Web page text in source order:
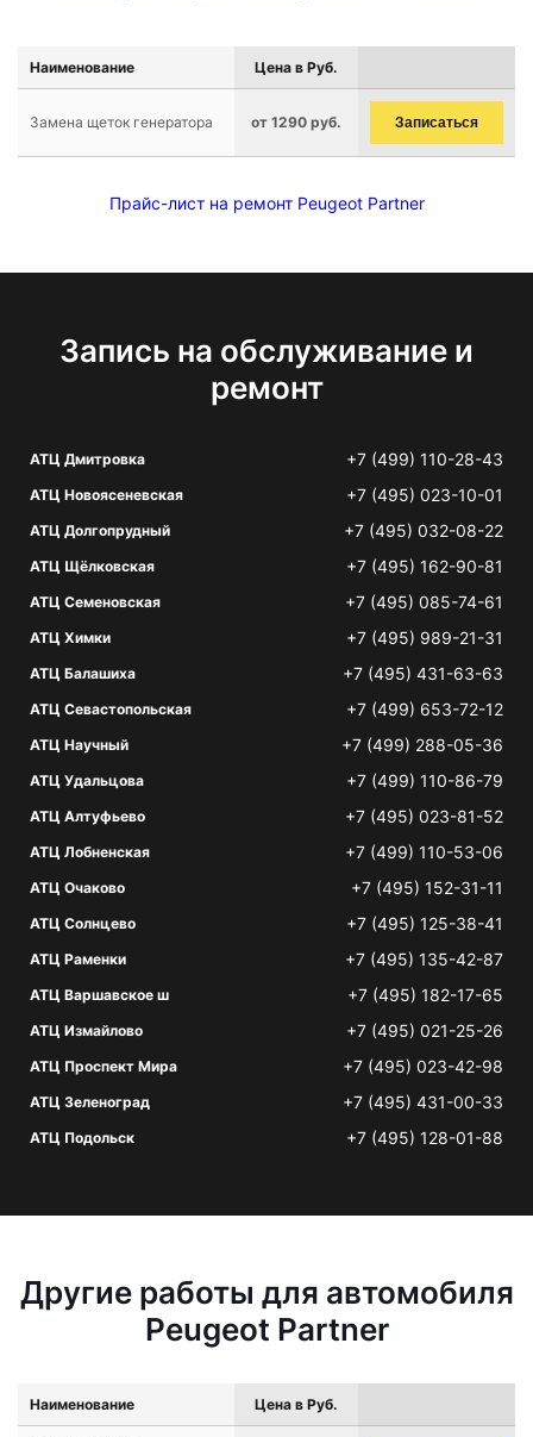
Наименование Цена в Руб.
Замена щеток генератора от 1290 руб. Записаться
Прайс-лист на ремонт Peugeot Partner
Запись на обслуживание и
ремонт
АТЦ Дмитровка +7 (499) 110-28-43
АТЦ Новоясеневская +7 (495) 023-10-01
АТЦ Долгопрудный +7 (495) 032-08-22
АТЦ Щёлковская +7 (495) 162-90-81
АТЦ Семеновская +7 (495) 085-74-61
АТЦ Химки +7 (495) 989-21-31
АТЦ Балашиха +7 (495) 431-63-63
АТЦ Севастопольская +7 (499) 653-72-12
АТЦ Научный +7 (499) 288-05-36
АТЦ Удальцова +7 (499) 110-86-79
АТЦ Алтуфьево +7 (495) 023-81-52
АТЦ Лобненская +7 (499) 110-53-06
АТЦ Очаково +7 (495) 152-31-11
АТЦ Солнцево +7 (495) 125-38-41
АТЦ Раменки +7 (495) 135-42-87
АТЦ Варшавское ш +7 (495) 182-17-65
АТЦ Измайлово +7 (495) 021-25-26
АТЦ Проспект Мира +7 (495) 023-42-98
АТЦ Зеленоград +7 (495) 431-00-33
АТЦ Подольск +7 (495) 128-01-88
Другие работы для автомобиля
Peugeot Partner
Наименование Цена в Руб.